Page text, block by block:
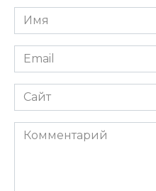
Имя
*
Email
*
Сайт
Комментарий